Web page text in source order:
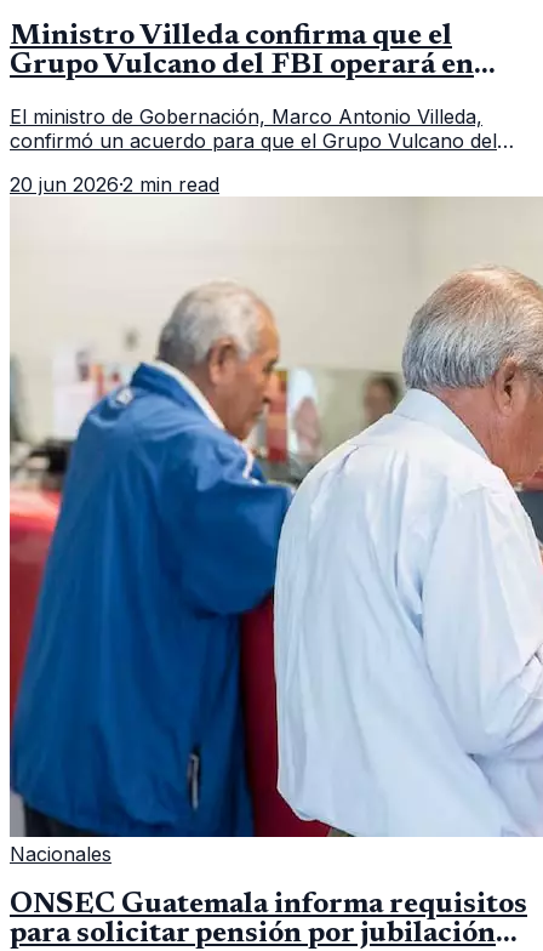
Ministro Villeda confirma que el
Grupo Vulcano del FBI operará en
El ministro de Gobernación, Marco Antonio Villeda,
confirmó un acuerdo para que el Grupo Vulcano del
fallido con la administración anterior del Ministerio
20 jun 2026·2 min read
Nacionales
ONSEC Guatemala informa requisitos
para solicitar pensión por jubilación